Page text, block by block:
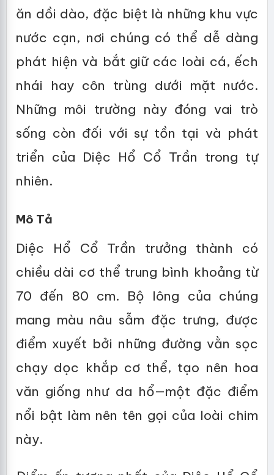
ăn dồi dào, đặc biệt là những khu vực
nước cạn, nơi chúng có thể dễ dàng
phát hiện và bắt giữ các loài cá, ếch
nhái hay côn trùng dưới mặt nước.
Những môi trường này đóng vai trò
sống còn đối với sự tồn tại và phát
triển của Diệc Hổ Cổ Trần trong tự
nhiên.
Mô Tả
Diệc Hổ Cổ Trần trưởng thành có
chiều dài cơ thể trung bình khoảng từ
70 đến 80 cm. Bộ lông của chúng
mang màu nâu sẫm đặc trưng, được
điểm xuyết bởi những đường vằn sọc
chạy dọc khắp cơ thể, tạo nên hoa
văn giống như da hổ—một đặc điểm
nổi bật làm nên tên gọi của loài chim
này.